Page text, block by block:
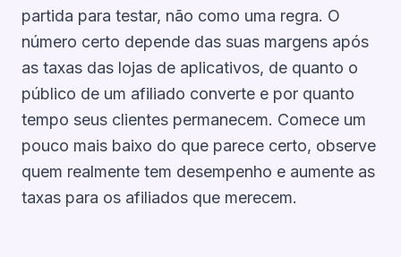
partida para testar, não como uma regra. O
número certo depende das suas margens após
as taxas das lojas de aplicativos, de quanto o
público de um afiliado converte e por quanto
tempo seus clientes permanecem. Comece um
pouco mais baixo do que parece certo, observe
quem realmente tem desempenho e aumente as
taxas para os afiliados que merecem.